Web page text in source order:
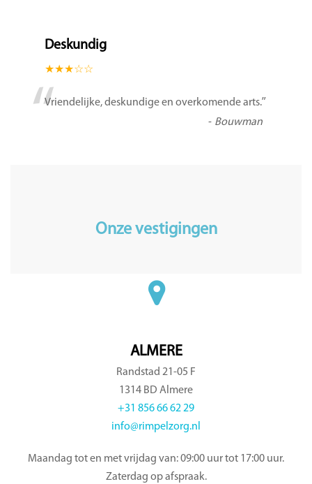
Deskundig
★★★☆☆
“Vriendelijke, deskundige en overkomende arts.”
- Bouwman
Onze vestigingen
ALMERE
Randstad 21-05 F
1314 BD Almere
+31 856 66 62 29
info@rimpelzorg.nl
Maandag tot en met vrijdag van: 09:00 uur tot 17:00 uur.
Zaterdag op afspraak.